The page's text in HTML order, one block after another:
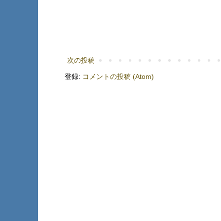
次の投稿
登録: コメントの投稿 (Atom)